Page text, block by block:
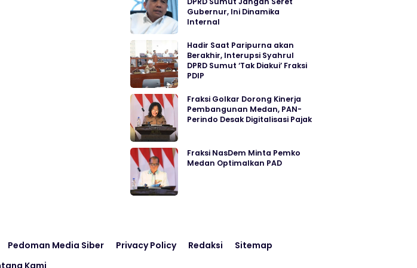
Gubernur, Ini Dinamika
Internal
Hadir Saat Paripurna akan
Berakhir, Interupsi Syahrul
DPRD Sumut ‘Tak Diakui’ Fraksi
PDIP
Fraksi Golkar Dorong Kinerja
Pembangunan Medan, PAN-
Perindo Desak Digitalisasi Pajak
Fraksi NasDem Minta Pemko
Medan Optimalkan PAD
Pedoman Media Siber Privacy Policy Redaksi
Sitemap
Kami